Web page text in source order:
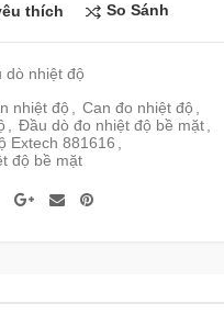
thích So Sánh
dò nhiệt độ
nhiệt độ Can đo nhiệt độ
Đầu dò đo nhiệt độ bề mặt
Extech 881616
độ bề mặt